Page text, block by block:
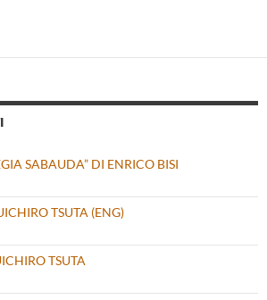
SABAUDA” DI ENRICO BISI
TSUTA (ENG)
TSUTA